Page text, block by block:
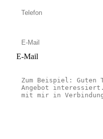
E-Mail